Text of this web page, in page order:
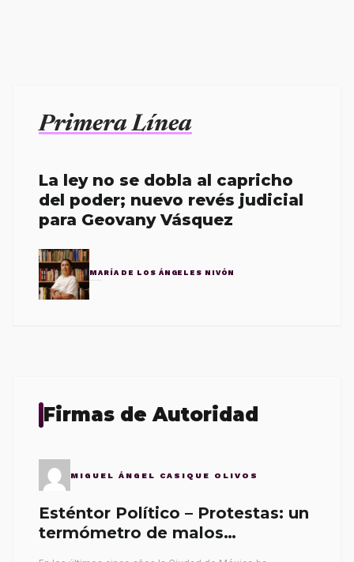
Primera Línea
La ley no se dobla al capricho
del poder; nuevo revés judicial
para Geovany Vásquez
MARÍA DE LOS ÁNGELES NIVÓN
Firmas de Autoridad
MIGUEL ÁNGEL CASIQUE OLIVOS
Esténtor Político – Protestas: un
termómetro de malos